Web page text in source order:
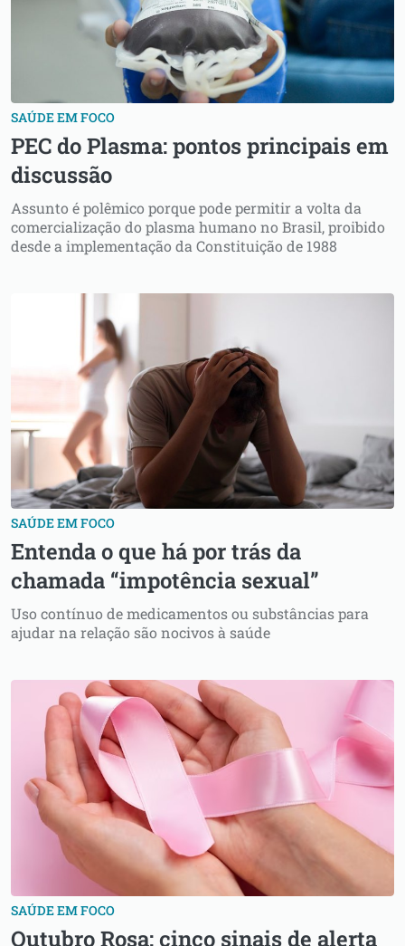
SAÚDE EM FOCO
PEC do Plasma: pontos principais em
discussão
Assunto é polêmico porque pode permitir a volta da
comercialização do plasma humano no Brasil, proibido
desde a implementação da Constituição de 1988
SAÚDE EM FOCO
Entenda o que há por trás da
chamada “impotência sexual”
Uso contínuo de medicamentos ou substâncias para
ajudar na relação são nocivos à saúde
SAÚDE EM FOCO
Outubro Rosa: cinco sinais de alerta